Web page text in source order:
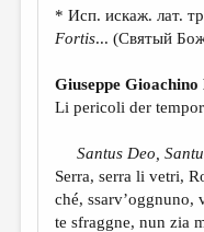
СТРАНИЦЫ ПАМЯТИ
ОБЪЯВЛЕНИЯ
КОЛОНКА РЕДАКТОРА
ОТ РЕДАКЦИИ
МАЛАЯ ПРОЗА
* Исп. искаж. лат.
Fortis... (Святый
Giuseppe Gioachino
Li pericoli der
Santus Deo,
Serra, serra li vetri,
ché, ssarv’oggnuno,
te sfraggne, nun zia